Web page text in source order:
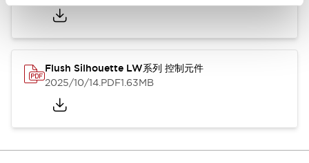
Flush Silhouette LW系列 控制元件
2025/10/14.PDF1.63MB